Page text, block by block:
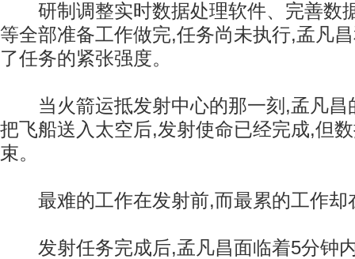
研制调整实时数据处理软件、完善数
等全部准备工作做完,任务尚未执行,孟凡
了任务的紧张强度。
当火箭运抵发射中心的那一刻,孟凡昌
把飞船送入太空后,发射使命已经完成,但
束。
最难的工作在发射前,而最累的工作却
发射任务完成后,孟凡昌面临着5分钟